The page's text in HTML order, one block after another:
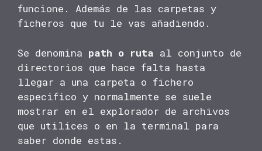
funcione. Además de las carpetas y
ficheros que tu le vas añadiendo.
Se denomina path o ruta al conjunto de
directorios que hace falta hasta
llegar a una carpeta o fichero
especifico y normalmente se suele
mostrar en el explorador de archivos
que utilices o en la terminal para
saber donde estas.